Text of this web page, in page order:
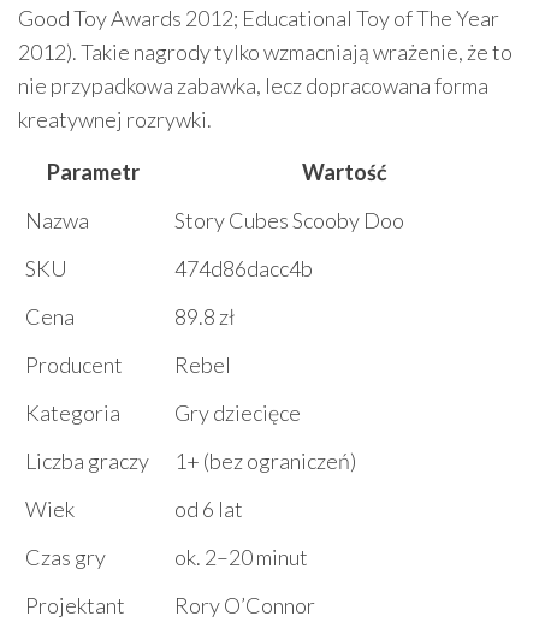
Good Toy Awards 2012; Educational Toy of The Year
2012). Takie nagrody tylko wzmacniają wrażenie, że to
nie przypadkowa zabawka, lecz dopracowana forma
kreatywnej rozrywki.
Parametr
Wartość
Nazwa
Story Cubes Scooby Doo
SKU
474d86dacc4b
Cena
89.8 zł
Producent
Rebel
Kategoria
Gry dziecięce
Liczba graczy
1+ (bez ograniczeń)
Wiek
od 6 lat
Czas gry
ok. 2–20 minut
Projektant
Rory O’Connor